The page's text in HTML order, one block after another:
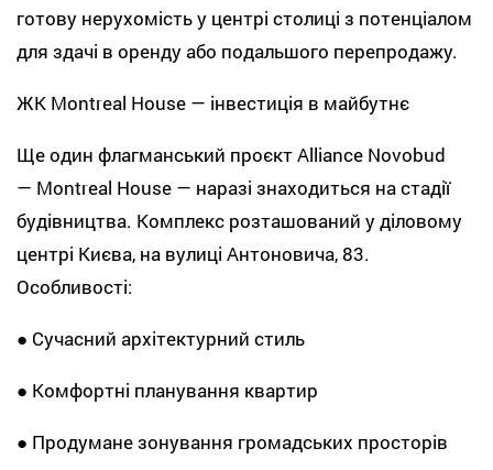
готову нерухомість у центрі столиці з потенціалом
для здачі в оренду або подальшого перепродажу.
ЖК Montreal House — інвестиція в майбутнє
Ще один флагманський проєкт Alliance Novobud
— Montreal House — наразі знаходиться на стадії
будівництва. Комплекс розташований у діловому
центрі Києва, на вулиці Антоновича, 83.
Особливості:
● Сучасний архітектурний стиль
● Комфортні планування квартир
● Продумане зонування громадських просторів